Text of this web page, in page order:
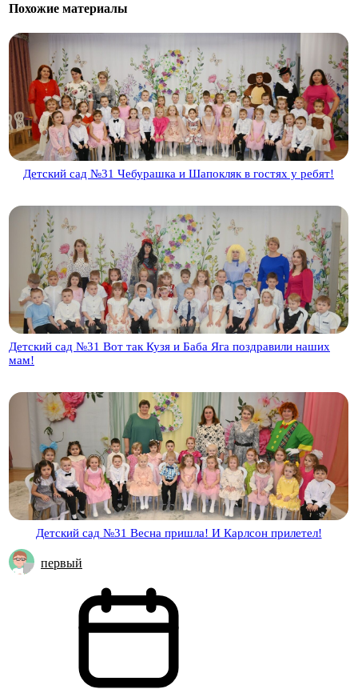
Похожие материалы
Детский сад №31 Чебурашка и Шапокляк в гостях у ребят!
Детский сад №31 Вот так Кузя и Баба Яга поздравили наших
мам!
Детский сад №31 Весна пришла! И Карлсон прилетел!
первый